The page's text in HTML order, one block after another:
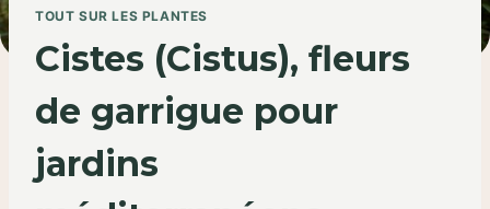
TOUT SUR LES PLANTES
Cistes (Cistus), fleurs
de garrigue pour
jardins